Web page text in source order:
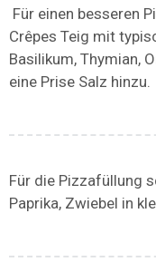
Für einen besseren
Crêpes Teig mit
Basilikum, Thymian,
eine Prise Salz hinzu.
Für die Pizzafüllung
Paprika, Zwiebel in